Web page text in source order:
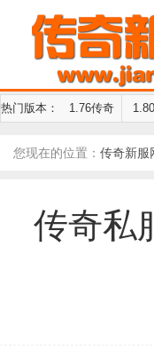
热门版本： 1.76传奇
您现在的位置： 传奇新服
传奇私